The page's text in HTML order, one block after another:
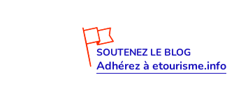
SOUTENEZ LE BLOG
Adhérez à etourisme.info